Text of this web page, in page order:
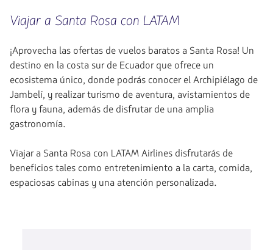
Viajar a Santa Rosa con LATAM
¡Aprovecha las ofertas de vuelos baratos a Santa Rosa! Un
destino en la costa sur de Ecuador que ofrece un
ecosistema único, donde podrás conocer el Archipiélago de
Jambelí, y realizar turismo de aventura, avistamientos de
flora y fauna, además de disfrutar de una amplia
gastronomía.
Viajar a Santa Rosa con LATAM Airlines disfrutarás de
beneficios tales como entretenimiento a la carta, comida,
espaciosas cabinas y una atención personalizada.